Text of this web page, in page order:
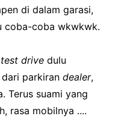
di dalam garasi,
coba-coba wkwkwk.
test drive dulu
dari parkiran dealer,
Terus suami yang
rasa mobilnya ....